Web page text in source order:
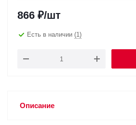
866 ₽/шт
Есть в наличии (1)
Описание